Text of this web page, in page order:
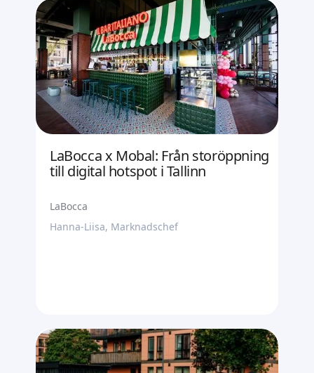
LaBocca x Mobal: Från storöppning
till digital hotspot i Tallinn
LaBocca
Hanna-Liisa, Marknadschef